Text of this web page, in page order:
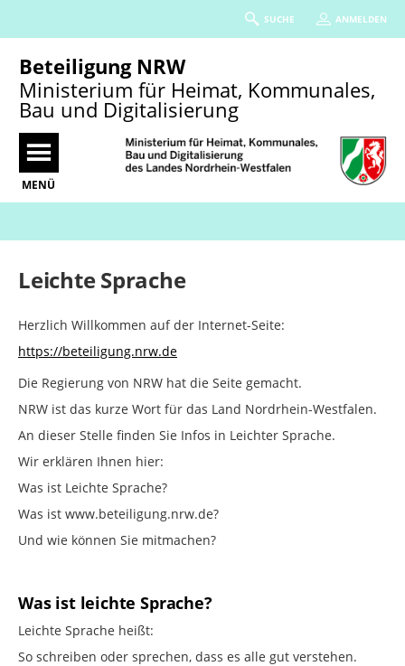
SUCHE ANMELDEN
Beteiligung NRW
Ministerium für Heimat, Kommunales,
Bau und Digitalisierung
MENÜ
Leichte Sprache
Herzlich Willkommen auf der Internet-Seite:
https://beteiligung.nrw.de
Die Regierung von NRW hat die Seite gemacht.
NRW ist das kurze Wort für das Land Nordrhein-Westfalen.
An dieser Stelle finden Sie Infos in Leichter Sprache.
Wir erklären Ihnen hier:
Was ist Leichte Sprache?
Was ist www.beteiligung.nrw.de?
Und wie können Sie mitmachen?
Was ist leichte Sprache?
Leichte Sprache heißt:
So schreiben oder sprechen, dass es alle gut verstehen.